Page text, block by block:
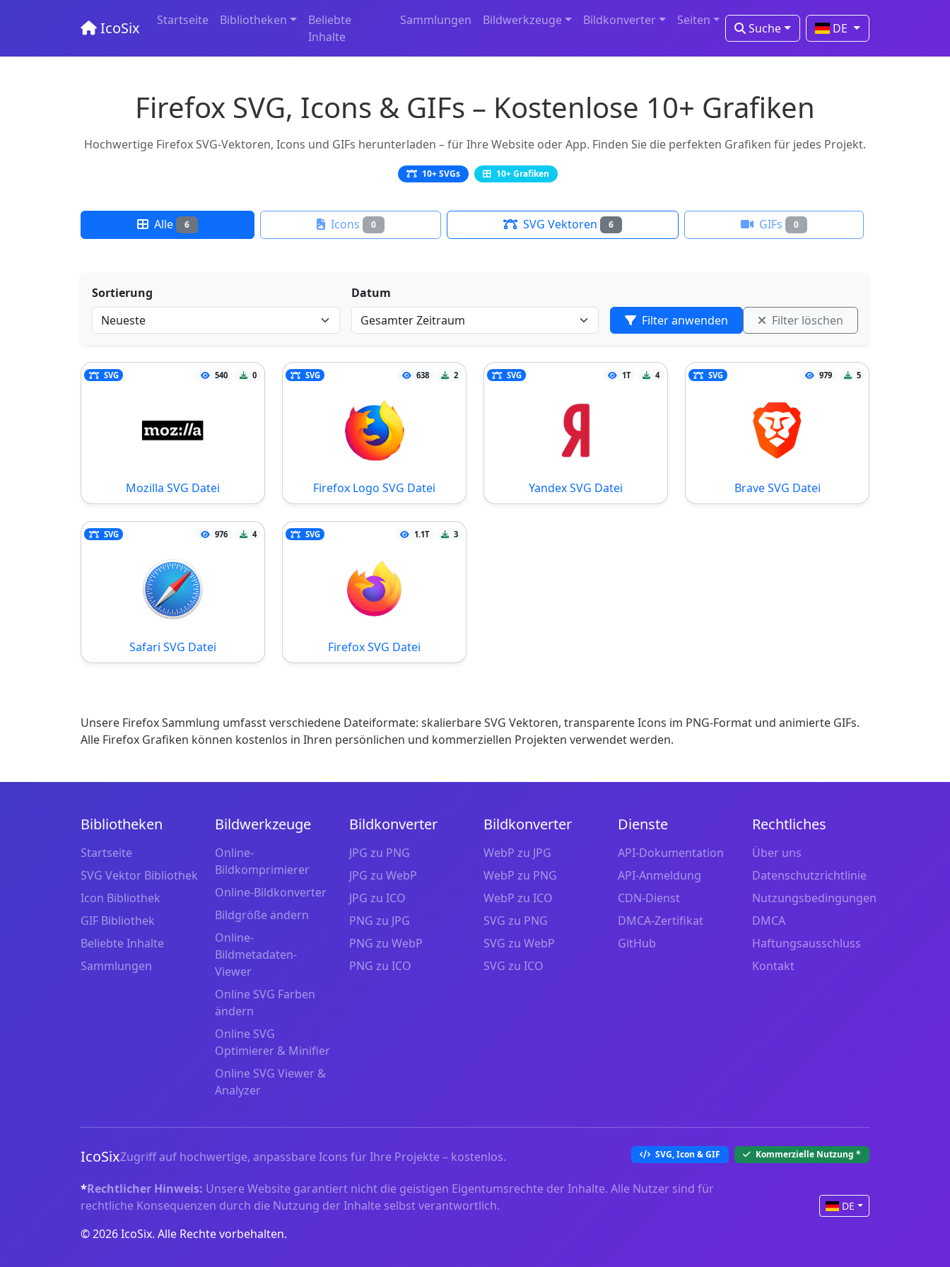
IcoSix Startseite Bibliotheken
Beliebte
Inhalte
Sammlungen Bildwerkzeuge Bildkonverter Seiten
Suche DE
Firefox SVG, Icons & GIFs – Kostenlose 10+ Grafiken
Hochwertige Firefox SVG-Vektoren, Icons und GIFs herunterladen – für Ihre Website oder App. Finden Sie die perfekten Grafiken für jedes Projekt.
10+ SVGs 10+ Grafiken
Alle 6 Icons 0 SVG Vektoren 6 GIFs 0
Sortierung
Datum
Filter anwenden
Filter löschen
SVG 540 0
Mozilla SVG Datei
SVG 638 2
Firefox Logo SVG Datei
SVG 1T 4
Yandex SVG Datei
SVG 979 5
Brave SVG Datei
SVG 976 4
Safari SVG Datei
SVG 1.1T 3
Firefox SVG Datei
Unsere Firefox Sammlung umfasst verschiedene Dateiformate: skalierbare SVG Vektoren, transparente Icons im PNG-Format und animierte GIFs.
Alle Firefox Grafiken können kostenlos in Ihren persönlichen und kommerziellen Projekten verwendet werden.
Bibliotheken
Startseite
SVG Vektor Bibliothek
Icon Bibliothek
GIF Bibliothek
Beliebte Inhalte
Sammlungen
Bildwerkzeuge
Online-
Bildkomprimierer
Online-Bildkonverter
Bildgröße ändern
Online-
Bildmetadaten-
Viewer
Online SVG Farben
ändern
Online SVG
Optimierer & Minifier
Online SVG Viewer &
Analyzer
Bildkonverter
JPG zu PNG
JPG zu WebP
JPG zu ICO
PNG zu JPG
PNG zu WebP
PNG zu ICO
Bildkonverter
WebP zu JPG
WebP zu PNG
WebP zu ICO
SVG zu PNG
SVG zu WebP
SVG zu ICO
Dienste
API-Dokumentation
API-Anmeldung
CDN-Dienst
DMCA-Zertifikat
GitHub
Rechtliches
Über uns
Datenschutzrichtlinie
Nutzungsbedingungen
DMCA
Haftungsausschluss
Kontakt
IcoSixZugriff auf hochwertige, anpassbare Icons für Ihre Projekte – kostenlos. SVG, Icon & GIF Kommerzielle Nutzung *
*Rechtlicher Hinweis: Unsere Website garantiert nicht die geistigen Eigentumsrechte der Inhalte. Alle Nutzer sind für
rechtliche Konsequenzen durch die Nutzung der Inhalte selbst verantwortlich.
© 2026 IcoSix. Alle Rechte vorbehalten.
DE